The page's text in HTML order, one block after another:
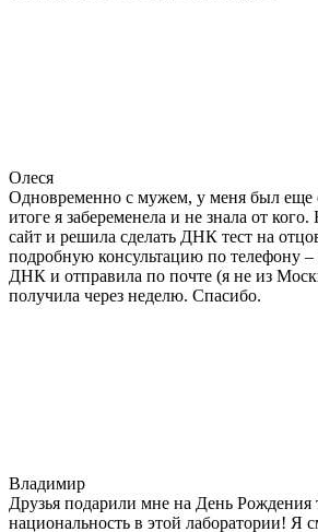
Олеся
Одновременно с мужем, у меня был
итоге я забеременела и не знала от кого.
сайт и решила сделать ДНК тест на
подробную консультацию по телефону –
ДНК и отправила по почте (я не из
получила через неделю. Спасибо.
Владимир
Друзья подарили мне на День Рождения
национальность в этой лаборатории! Я